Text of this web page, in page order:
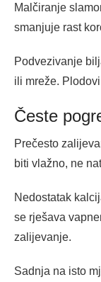
Malčiranje
smanjuje rast
Podvezivanje
ili mreže.
Česte
Prečesto
biti vlažno, ne
Nedostatak
se rješava
zalijevanje.
Sadnja na isto